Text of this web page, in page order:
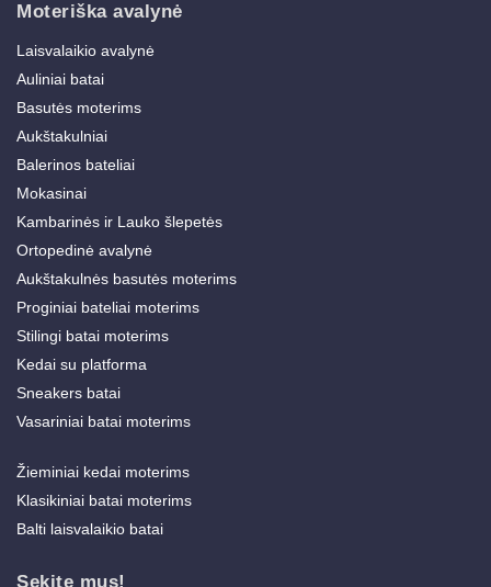
Moteriška avalynė
Laisvalaikio avalynė
Auliniai batai
Basutės moterims
Aukštakulniai
Balerinos bateliai
Mokasinai
Kambarinės ir Lauko šlepetės
Ortopedinė avalynė
Aukštakulnės basutės moterims
Proginiai bateliai moterims
Stilingi batai moterims
Kedai su platforma
Sneakers batai
Vasariniai batai moterims
Žieminiai kedai moterims
Klasikiniai batai moterims
Balti laisvalaikio batai
Sekite mus!